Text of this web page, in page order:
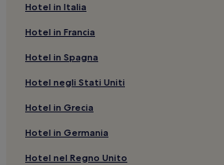
Roma: B&B
Pigna: hotel
Ospedale Fatebenefratelli: hotel nelle
Roma: Hotel con piscina
Lazio: B&B
Via Cola di Rienzo: Hotel con
Roma: hotel a 2 stelle
Hotel in Italia
Hotel in Francia
Hotel in Spagna
Hotel negli Stati Uniti
Hotel in Grecia
Hotel in Germania
Hotel nel Regno Unito